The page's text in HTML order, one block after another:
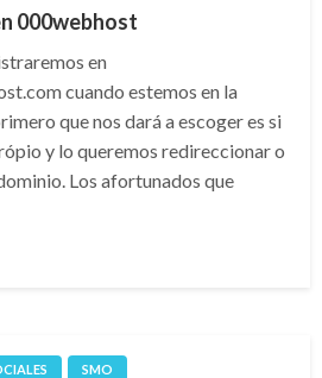
000webhost
en
cuando estemos en la
que nos dará a escoger es si
y lo queremos redireccionar o
Los afortunados que
SMO